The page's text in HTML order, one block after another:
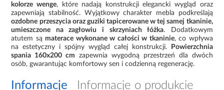
kolorze wenge, które nadają konstrukcji elegancki wygląd oraz
zapewniają stabilność. Wyjątkowy charakter mebla podkreślają
ozdobne przeszycia oraz guziki tapicerowane w tej samej tkaninie,
umieszczone na zagłowiu i skrzyniach łóżka. Dodatkowym
atutem sąmaterace wykonane w całości w tkaninie, co wpływa
na estetyczny i spójny wygląd całej konstrukcji.
Powierzchnia
spania 160x200 cm zapewnia wygodną przestrzeń dla dwóch
osób, gwarantując komfortowy sen i codzienną regenerację.
Informacje Informacje o produkcie